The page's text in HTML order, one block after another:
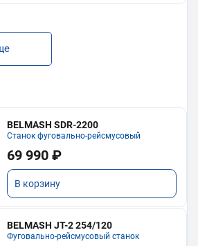
BELMASH SDR-2200
Станок фуговально-рейсмусовый
69 990 ₽
В корзину
BELMASH JT-2 254/120
Фуговально-рейсмусовый станок